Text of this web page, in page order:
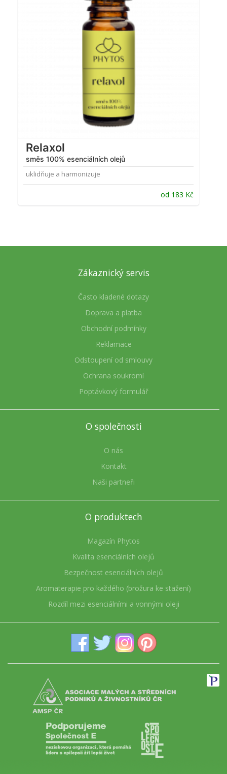
Relaxol
směs 100% esenciálních olejů
uklidňuje a harmonizuje
od 183 Kč
Zákaznický servis
Často kladené dotazy
Doprava a platba
Obchodní podmínky
Reklamace
Odstoupení od smlouvy
Ochrana soukromí
Poptávkový formulář
O společnosti
O nás
Kontakt
Naši partneři
O produktech
Magazín Phytos
Kvalita esenciálních olejů
Bezpečnost esenciálních olejů
Aromaterapie pro každého (brožura ke stažení)
Rozdíl mezi esenciálními a vonnými oleji